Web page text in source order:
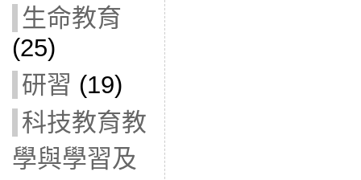
生命教育
(25)
研習 (19)
科技教育教
學與學習及